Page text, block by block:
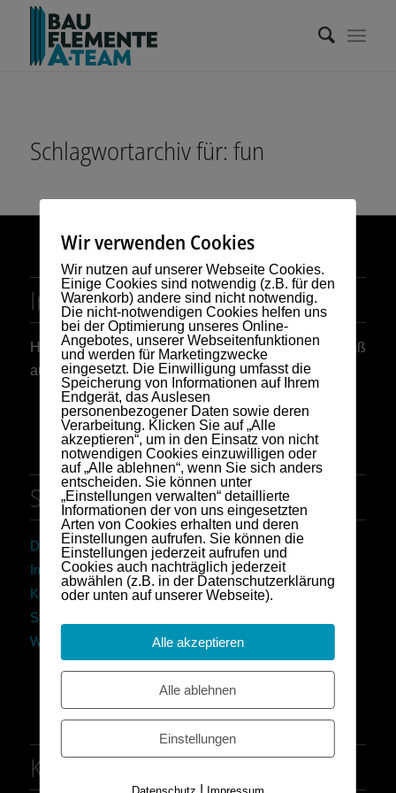
Schlagwortarchiv für: fun
Interessante Links
Hier findest Du ein paar interessante Links! Viel Spaß
auf unserer Website :)
Seiten
Datenschutzerklärung
Impressum
Kontakt
Startseite
Wir
Kategorien
Wir verwenden Cookies
Wir nutzen auf unserer Webseite Cookies.
Einige Cookies sind notwendig (z.B. für den
Warenkorb) andere sind nicht notwendig.
Die nicht-notwendigen Cookies helfen uns
bei der Optimierung unseres Online-
Angebotes, unserer Webseitenfunktionen
und werden für Marketingzwecke
eingesetzt. Die Einwilligung umfasst die
Speicherung von Informationen auf Ihrem
Endgerät, das Auslesen
personenbezogener Daten sowie deren
Verarbeitung. Klicken Sie auf „Alle
akzeptieren“, um in den Einsatz von nicht
notwendigen Cookies einzuwilligen oder
auf „Alle ablehnen“, wenn Sie sich anders
entscheiden. Sie können unter
„Einstellungen verwalten“ detaillierte
Informationen der von uns eingesetzten
Arten von Cookies erhalten und deren
Einstellungen aufrufen. Sie können die
Einstellungen jederzeit aufrufen und
Cookies auch nachträglich jederzeit
abwählen (z.B. in der Datenschutzerklärung
oder unten auf unserer Webseite).
Alle akzeptieren
Alle ablehnen
Einstellungen